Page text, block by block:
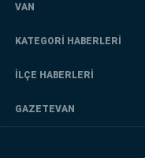
VAN
KATEGORİ HABERLERİ
İLÇE HABERLERİ
GAZETEVAN